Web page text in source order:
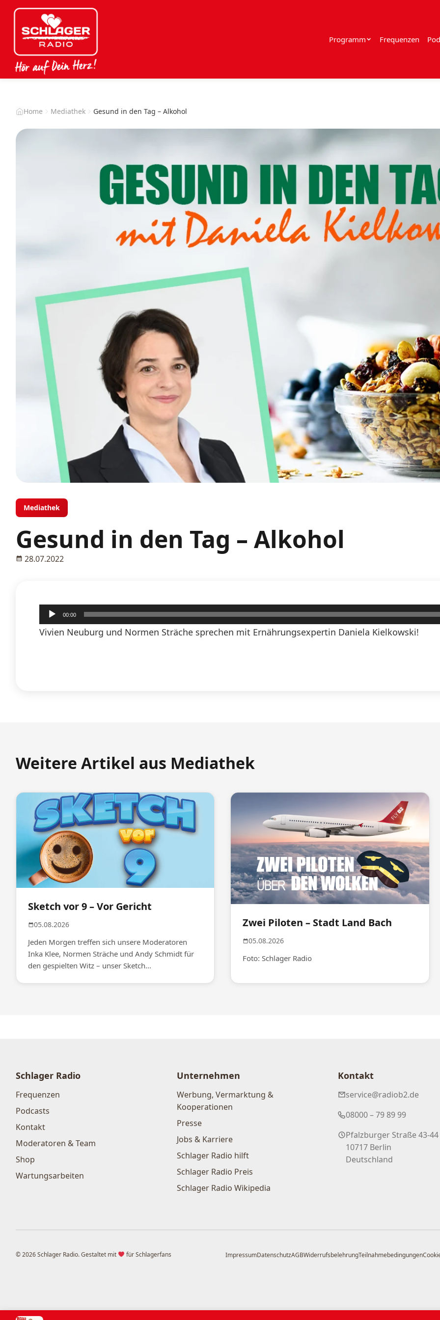
Programm Frequenzen
Home Mediathek Gesund in den Tag – Alkohol
Mediathek
Gesund in den Tag – Alkohol
28.07.2022
Audio-
Player
00:00
Vivien Neuburg und Normen Sträche sprechen mit Ernährungsexpertin Daniela Kielkowski!
Weitere Artikel aus Mediathek
Sketch vor 9 – Vor Gericht
05.08.2026
Jeden Morgen treffen sich unsere Moderatoren
Inka Klee, Normen Sträche und Andy Schmidt für
den gespielten Witz – unser Sketch...
Zwei Piloten – Stadt Land Bach
05.08.2026
Foto: Schlager Radio
Schlager Radio
Frequenzen
Podcasts
Kontakt
Moderatoren & Team
Shop
Wartungsarbeiten
Unternehmen
Werbung, Vermarktung &
Kooperationen
Presse
Jobs & Karriere
Schlager Radio hilft
Schlager Radio Preis
Schlager Radio Wikipedia
Kontakt
service@radiob2.de
08000 – 79 89 99
Pfalzburger Straße 43-44
10717 Berlin
Deutschland
© 2026 Schlager Radio. Gestaltet mit für Schlagerfans ImpressumDatenschutzAGBWiderrufsbelehrungTeilnahmebedingungen